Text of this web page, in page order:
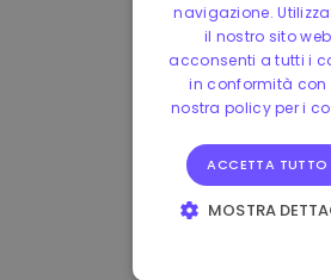
navigazione.
il nostro sito web
acconsenti a tutti i
in conformità con
nostra policy per i
ACCETTA TUTTO
MOSTRA